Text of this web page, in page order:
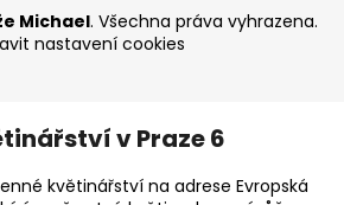
Michael. Všechna práva vyhrazena.
nastavení cookies
v Praze 6
květinářství na adrese Evropská